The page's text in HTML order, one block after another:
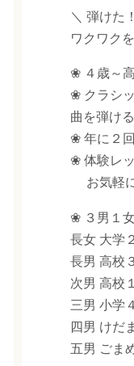
＼ 弾けた
ワクワク
❀ ４歳～
❀ クラシ
曲を弾け
❀ 年に２
❀ 体験レ
お気軽
❀ ３男１
長女 大学
長男 高校
次男 高校
三男 小学
四男 けだ
五男 ごま